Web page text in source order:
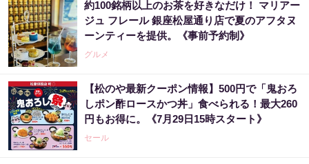
約100銘柄以上のお茶を好きなだけ！ マリアー
ジュ フレール 銀座松屋通り店で夏のアフタヌ
ーンティーを提供。《事前予約制》
グルメ
【松のや最新クーポン情報】500円で「鬼おろ
しポン酢ロースかつ丼」食べられる！最大260
円もお得に。《7月29日15時スタート》
セール